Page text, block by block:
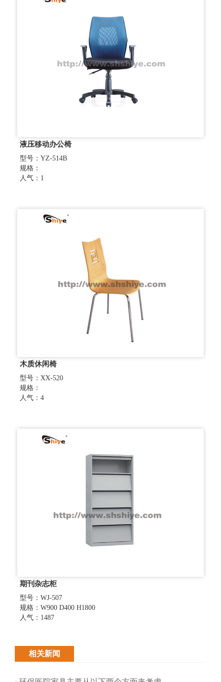
液压移动办公椅
型号：YZ-514B
规格：
人气：1
木质休闲椅
型号：XX-520
规格：
人气：4
期刊杂志柜
型号：WJ-507
规格：W900 D400 H1800
人气：1487
相关新闻